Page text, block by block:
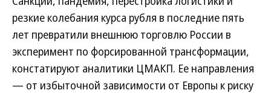
резкие колебания курса рубля в последние пять
лет превратили внешнюю торговлю России в
эксперимент по форсированной трансформации,
констатируют аналитики ЦМАКП. Ее направления
— от избыточной зависимости от Европы к риску